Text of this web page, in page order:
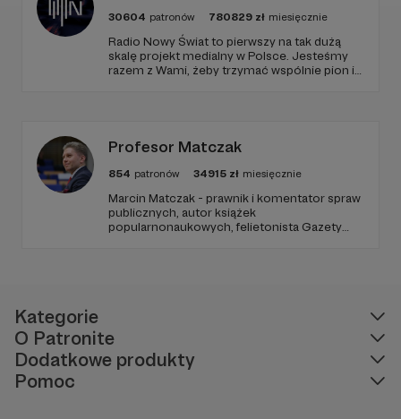
30604 patronów 780829 zł miesięcznie
Radio Nowy Świat to pierwszy na tak dużą
skalę projekt medialny w Polsce. Jesteśmy
razem z Wami, żeby trzymać wspólnie pion i
Profesor Matczak
854 patronów 34915 zł miesięcznie
Marcin Matczak - prawnik i komentator spraw
publicznych, autor książek
popularnonaukowych, felietonista Gazety
Kategorie
O Patronite
Dodatkowe produkty
Pomoc